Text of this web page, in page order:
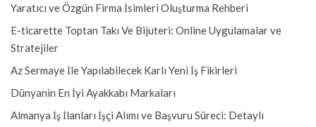
Yaratıcı ve Özgün Firma İsimleri Oluşturma Rehberi
E-ticarette Toptan Takı Ve Bijuteri: Online Uygulamalar ve
Stratejiler
Az Sermaye İle Yapılabilecek Karlı Yeni İş Fikirleri
Dünyanin En İyi Ayakkabı Markaları
Almanya İş İlanları İşçi Alımı ve Başvuru Süreci: Detaylı